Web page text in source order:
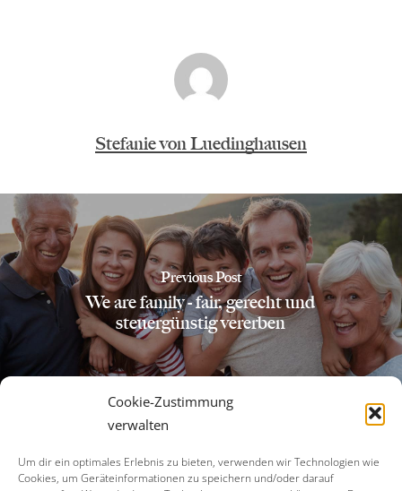
Cookie-Zustimmung
verwalten
Um dir ein optimales Erlebnis zu bieten, verwenden wir Technologien wie
Cookies, um Geräteinformationen zu speichern und/oder darauf
Stefanie von Luedinghausen
Previous Post
We are family - fair, gerecht und
steuergünstig vererben